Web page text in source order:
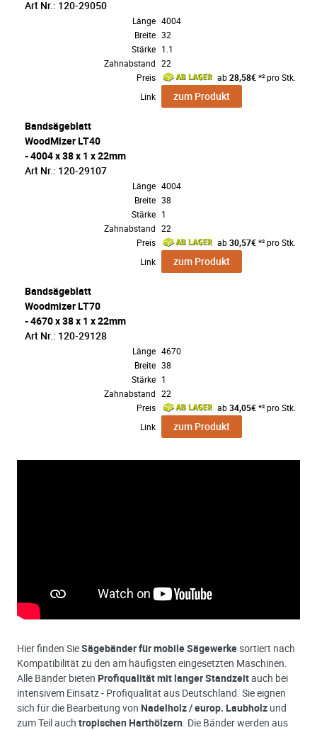
Art Nr.: 120-29050
Länge 4004
Breite 32
Stärke 1.1
Zahnabstand 22
Preis
ab28,58€*² pro Stk.
Link
zum Produkt
Bandsägeblatt
WoodMizer LT40
- 4004 x 38 x 1 x 22mm
Art Nr.: 120-29107
Länge 4004
Breite 38
Stärke 1
Zahnabstand 22
Preis
ab30,57€*² pro Stk.
Link
zum Produkt
Bandsägeblatt
Woodmizer LT70
- 4670 x 38 x 1 x 22mm
Art Nr.: 120-29128
Länge 4670
Breite 38
Stärke 1
Zahnabstand 22
Preis
ab34,05€*² pro Stk.
Link
zum Produkt
Hier finden SieSägebänder für mobile Sägewerkesortiert nach
Kompatibilität zu den am häufigsten eingesetzten Maschinen.
Alle Bänder bieten Profiqualität mit langer Standzeitauch bei
intensivem Einsatz - Profiqualität aus Deutschland. Sie eignen
sich für die Bearbeitung von Nadelholz / europ. Laubholz und
zum Teil auch tropischen Harthölzern. Die Bänder werden aus